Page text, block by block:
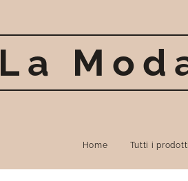
La
Home Tutti i prodotti